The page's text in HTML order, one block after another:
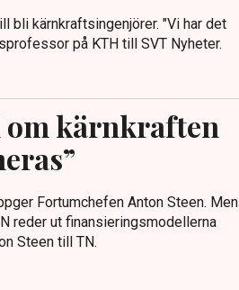
bli kärnkraftsingenjörer. "Vi har det
på KTH till SVT Nyheter.
kärnkraften
Fortumchefen Anton Steen. Men
reder ut finansieringsmodellerna
Steen till TN.